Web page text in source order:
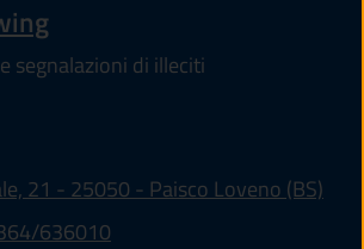
segnalazioni di illeciti
21 - 25050 - Paisco Loveno (BS)
636010